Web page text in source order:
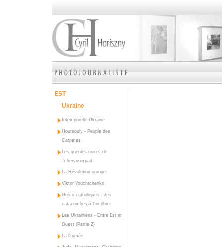
EST
Ukraine
Intemporelle Ukraine
Houtsouly - Peuple des
Carpates
Les gueules noires de
Tchervonograd
La Révolution orange
Viktor Youchtchenko
Gréco-catholiques : des
catacombes à l'air libre
Les Ukrainiens - Entre Est et
Ouest (Partie 2)
La Crimée